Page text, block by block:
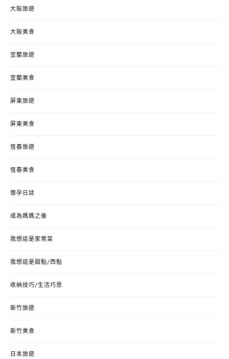
大阪旅遊
大阪美食
宜蘭旅遊
宜蘭美食
屏東旅遊
屏東美食
恆春旅遊
恆春美食
懷孕日誌
成為媽媽之後
我想這是家常菜
我想這是甜點/西點
收納技巧/生活巧思
新竹旅遊
新竹美食
日本旅遊